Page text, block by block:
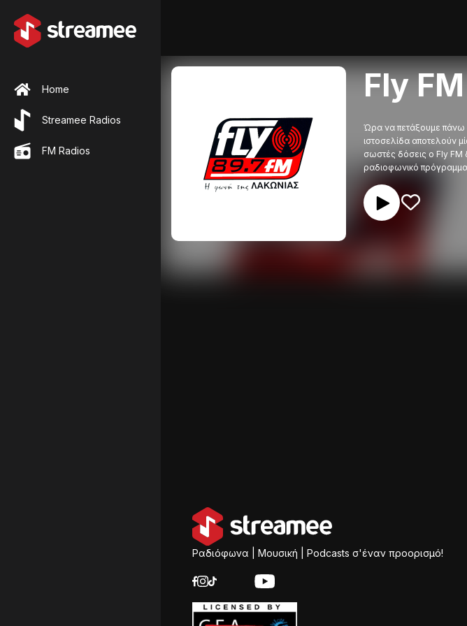
Home
Streamee Radios
FM Radios
Fly
Ώρα να πετάξουμε πάνω
ιστοσελίδα αποτελούν
σωστές δόσεις o Fly FM
ραδιοφωνικό
Ραδιόφωνα | Μουσική | Podcasts σ'έναν προορισμό!